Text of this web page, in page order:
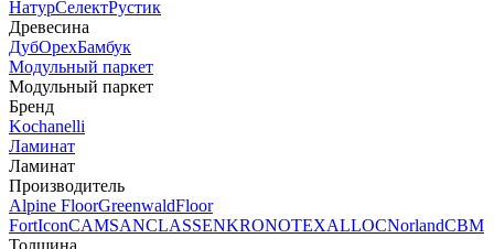
НатурСелектРустик
Древесина
ДубОрехБамбук
Модульный паркет
Модульный паркет
Бренд
Kochanelli
Ламинат
Ламинат
Производитель
Alpine FloorGreenwaldFloor
FortIconCAMSANCLASSENKRONOTEXALLOCNorlandCBM
Толщина